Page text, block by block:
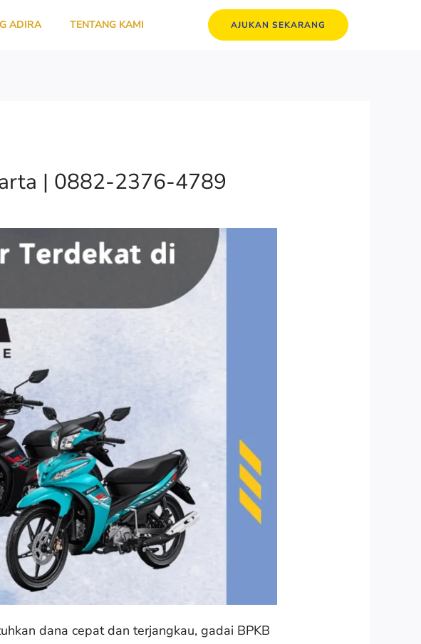
ADIRA TENTANG KAMI AJUKAN SEKARANG
| 0882-2376-4789
dana cepat dan terjangkau, gadai BPKB